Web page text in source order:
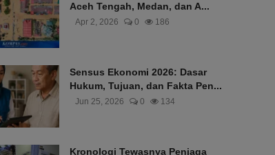
Aceh Tengah, Medan, dan A...
Apr 2, 2026 0 186
Sensus Ekonomi 2026: Dasar
Hukum, Tujuan, dan Fakta Pen...
Jun 25, 2026 0 134
Kronologi Tewasnya Penjaga